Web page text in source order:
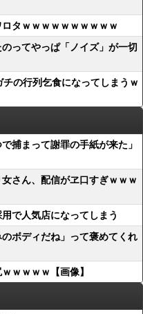
タｗｗｗｗｗｗｗｗｗｗ
ってやっぱ「ノイズ」が一切
チの行列乞食になってしまうｗ
捕まって謝罪の手紙が来た」
さん、配信がヱ口すぎｗｗｗ
で人気店になってしまう
ボディだね」って褒めてくれ
ｗｗｗｗ【画像】